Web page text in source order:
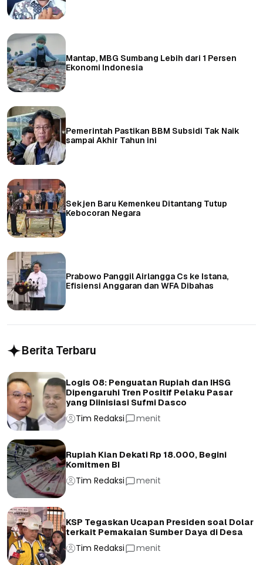
Mantap, MBG Sumbang Lebih dari 1 Persen
Ekonomi Indonesia
Pemerintah Pastikan BBM Subsidi Tak Naik
sampai Akhir Tahun ini
Sekjen Baru Kemenkeu Ditantang Tutup
Kebocoran Negara
Prabowo Panggil Airlangga Cs ke Istana,
Efisiensi Anggaran dan WFA Dibahas
Berita Terbaru
Logis 08: Penguatan Rupiah dan IHSG
Dipengaruhi Tren Positif Pelaku Pasar
yang Diinisiasi Sufmi Dasco
Tim Redaksi menit
Rupiah Kian Dekati Rp 18.000, Begini
Komitmen BI
Tim Redaksi menit
KSP Tegaskan Ucapan Presiden soal Dolar
terkait Pemakaian Sumber Daya di Desa
Tim Redaksi menit